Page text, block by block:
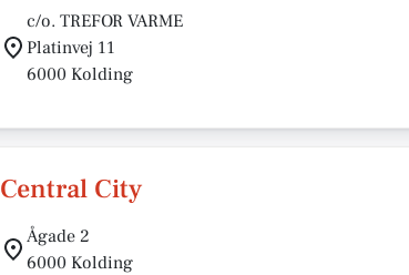
c/o. TREFOR VARME
Platinvej 11
6000 Kolding
Central City
Ågade 2
6000 Kolding